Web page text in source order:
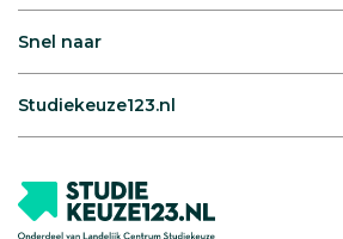
Snel naar
Studiekeuze123.nl